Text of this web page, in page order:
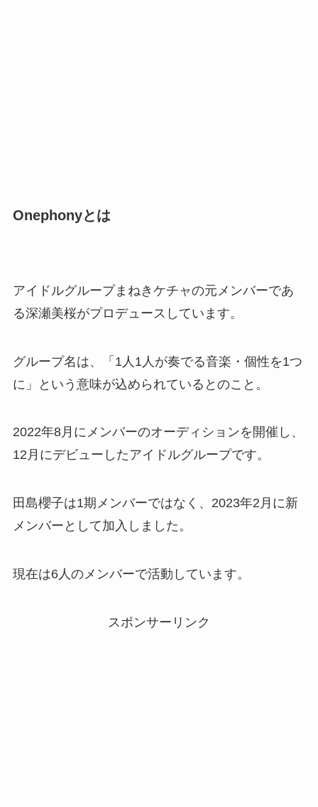
Onephonyとは
アイドルグループまねきケチャの元メンバーであ
る深瀬美桜がプロデュースしています。
グループ名は、「1人1人が奏でる音楽・個性を1つ
に」という意味が込められているとのこと。
2022年8月にメンバーのオーディションを開催し、
12月にデビューしたアイドルグループです。
田島櫻子は1期メンバーではなく、2023年2月に新
メンバーとして加入しました。
現在は6人のメンバーで活動しています。
スポンサーリンク